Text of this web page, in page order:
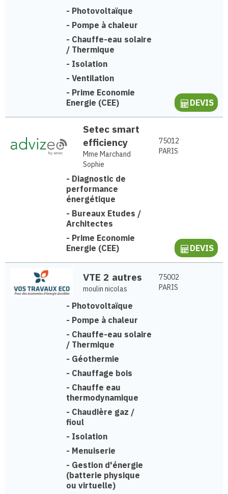
- Photovoltaïque
- Pompe à chaleur
- Chauffe-eau solaire
/ Thermique
- Isolation
- Ventilation
- Prime Economie
Energie (CEE)
DEVIS
Setec smart
efficiency
Mme Marchand
Sophie
75012
PARIS
- Diagnostic de
performance
énergétique
- Bureaux Etudes /
Architectes
- Prime Economie
Energie (CEE)
DEVIS
VTE 2 autres
moulin nicolas
75002
PARIS
- Photovoltaïque
- Pompe à chaleur
- Chauffe-eau solaire
/ Thermique
- Géothermie
- Chauffage bois
- Chauffe eau
thermodynamique
- Chaudière gaz /
fioul
- Isolation
- Menuiserie
- Gestion d'énergie
(batterie physique
ou virtuelle)